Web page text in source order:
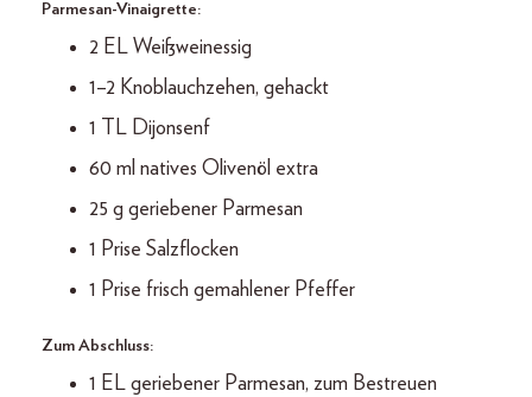
Parmesan-Vinaigrette:
2 EL Weißweinessig
1–2 Knoblauchzehen, gehackt
1 TL Dijonsenf
60 ml natives Olivenöl extra
25 g geriebener Parmesan
1 Prise Salzflocken
1 Prise frisch gemahlener Pfeffer
Zum Abschluss:
1 EL geriebener Parmesan, zum Bestreuen